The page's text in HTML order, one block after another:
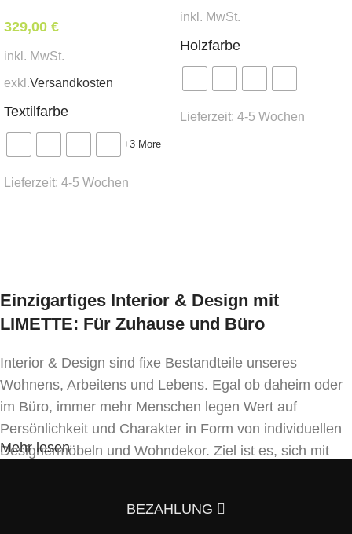
329,00 €
inkl. MwSt.
exkl.Versandkosten
Textilfarbe
+3 More
Lieferzeit: 4-5 Wochen
inkl. MwSt.
Holzfarbe
Lieferzeit: 4-5 Wochen
Einzigartiges Interior & Design mit
LIMETTE: Für Zuhause und Büro
Interior & Design sind fixe Bestandteile unseres
Wohnens, Arbeitens und Lebens. Egal ob daheim oder
im Büro, immer mehr Menschen legen Wert auf
Persönlichkeit und Charakter in Form von individuellen
Designermöbeln und Wohndekor. Ziel ist es, sich mit
von der Masse abzuheben.
Mehr lesen
BEZAHLUNG